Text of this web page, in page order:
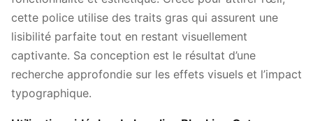
cette police utilise des traits gras qui assurent une
lisibilité parfaite tout en restant visuellement
captivante. Sa conception est le résultat d’une
recherche approfondie sur les effets visuels et l’impact
typographique.